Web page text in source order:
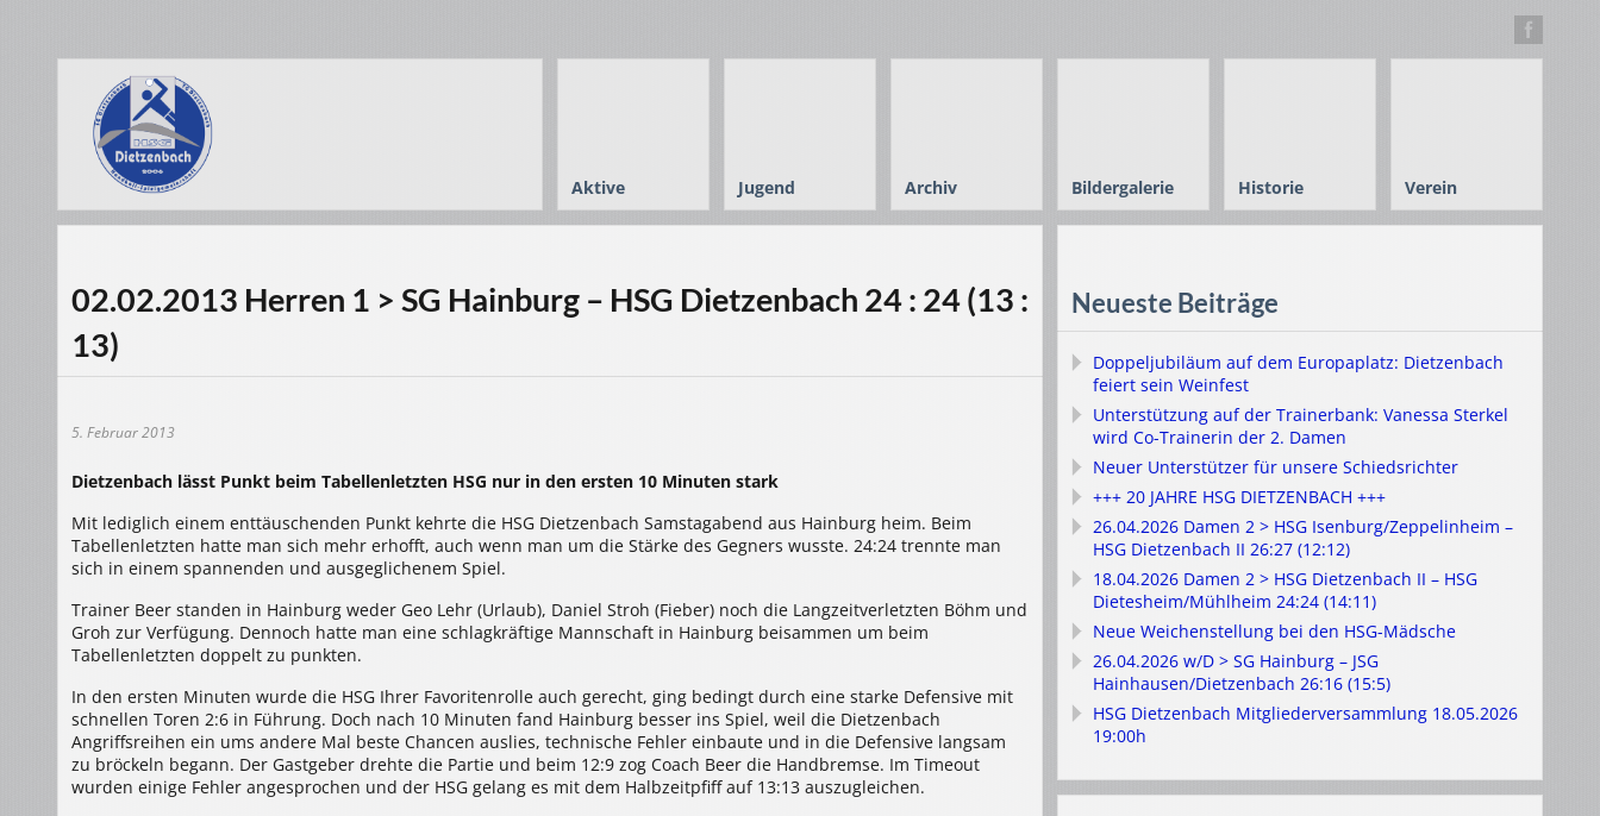
Aktive Jugend Archiv Bildergalerie Historie Verein
02.02.2013 Herren 1 > SG Hainburg – HSG Dietzenbach 24 : 24 (13 :
13)
5. Februar 2013
Dietzenbach lässt Punkt beim Tabellenletzten HSG nur in den ersten 10 Minuten stark
Mit lediglich einem enttäuschenden Punkt kehrte die HSG Dietzenbach Samstagabend aus Hainburg heim. Beim
Tabellenletzten hatte man sich mehr erhofft, auch wenn man um die Stärke des Gegners wusste. 24:24 trennte man
sich in einem spannenden und ausgeglichenem Spiel.
Trainer Beer standen in Hainburg weder Geo Lehr (Urlaub), Daniel Stroh (Fieber) noch die Langzeitverletzten Böhm und
Groh zur Verfügung. Dennoch hatte man eine schlagkräftige Mannschaft in Hainburg beisammen um beim
Tabellenletzten doppelt zu punkten.
In den ersten Minuten wurde die HSG Ihrer Favoritenrolle auch gerecht, ging bedingt durch eine starke Defensive mit
schnellen Toren 2:6 in Führung. Doch nach 10 Minuten fand Hainburg besser ins Spiel, weil die Dietzenbach
Angriffsreihen ein ums andere Mal beste Chancen auslies, technische Fehler einbaute und in die Defensive langsam
zu bröckeln begann. Der Gastgeber drehte die Partie und beim 12:9 zog Coach Beer die Handbremse. Im Timeout
wurden einige Fehler angesprochen und der HSG gelang es mit dem Halbzeitpfiff auf 13:13 auszugleichen.
Neueste Beiträge
Doppeljubiläum auf dem Europaplatz: Dietzenbach
feiert sein Weinfest
Unterstützung auf der Trainerbank: Vanessa Sterkel
wird Co-Trainerin der 2. Damen
Neuer Unterstützer für unsere Schiedsrichter
+++ 20 JAHRE HSG DIETZENBACH +++
26.04.2026 Damen 2 > HSG Isenburg/Zeppelinheim –
HSG Dietzenbach II 26:27 (12:12)
18.04.2026 Damen 2 > HSG Dietzenbach II – HSG
Dietesheim/Mühlheim 24:24 (14:11)
Neue Weichenstellung bei den HSG-Mädsche
26.04.2026 w/D > SG Hainburg – JSG
Hainhausen/Dietzenbach 26:16 (15:5)
HSG Dietzenbach Mitgliederversammlung 18.05.2026
19:00h